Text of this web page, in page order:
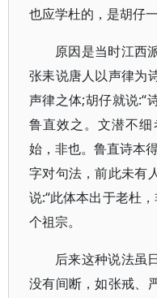
也应学杜的，是胡仔
原因是当时江西
张耒说唐人以声律为
声律之体;胡仔就说:“
鲁直效之。文潜不
始，非也。鲁直诗本
字对句法，前此未有
说:“此体本出于老杜
个祖宗。
后来这种说法虽
没有间断，如张戒、